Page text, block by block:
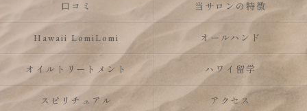
口コミ 当サロンの特徴
Hawaii LomiLomi オールハンド
オイルトリートメント ハワイ留学
スピリチュアル アクセス